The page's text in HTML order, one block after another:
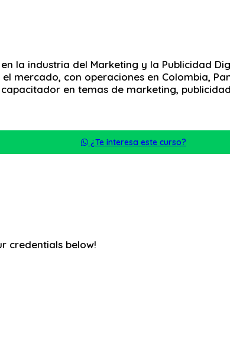
la industria del Marketing y la Publicidad
mercado, con operaciones en Colombia,
en temas de marketing,
¿Te interesa este curso?
credentials below!